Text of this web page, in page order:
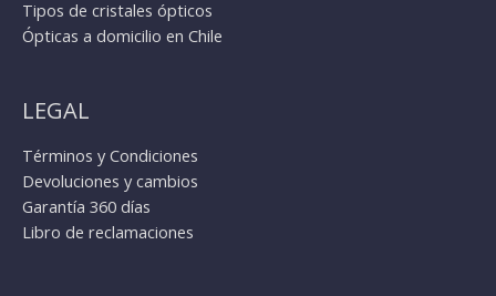
Tipos de cristales ópticos
Ópticas a domicilio en Chile
LEGAL
Términos y Condiciones
Devoluciones y cambios
Garantía 360 días
Libro de reclamaciones